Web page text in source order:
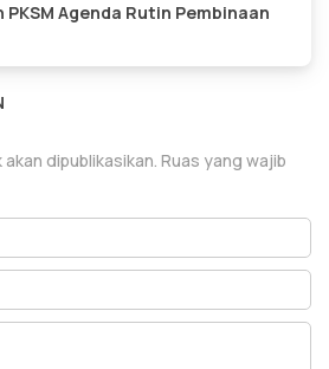
PKSM Agenda Rutin Pembinaan
dipublikasikan. Ruas yang wajib